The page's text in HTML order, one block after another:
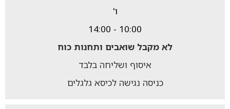
ו'
10:00 - 14:00
לא מקבל שואבים ותחנות כוח
איסוף ושליחה בלבד
כניסה נגישה לכיסא גלגלים